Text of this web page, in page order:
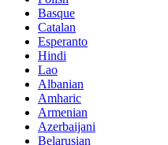
Basque
Catalan
Esperanto
Hindi
Lao
Albanian
Amharic
Armenian
Azerbaijani
Belarusian